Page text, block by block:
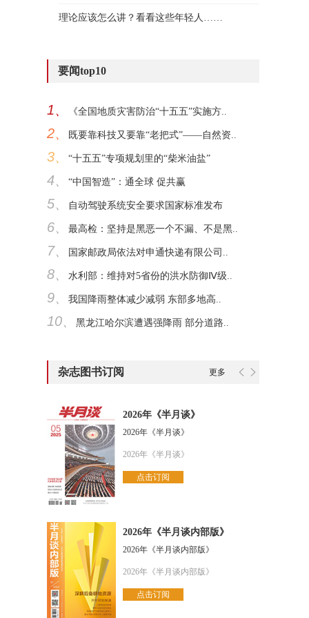
理论应该怎么讲？看看这些年轻人……
要闻top10
1、 《全国地质灾害防治“十五五”实施方..
2、 既要靠科技又要靠“老把式”——自然资..
3、 “十五五”专项规划里的“柴米油盐”
4、 “中国智造”：通全球 促共赢
5、 自动驾驶系统安全要求国家标准发布
6、 最高检：坚持是黑恶一个不漏、不是黑..
7、 国家邮政局依法对申通快递有限公司..
8、 水利部：维持对5省份的洪水防御Ⅳ级..
9、 我国降雨整体减少减弱 东部多地高..
10、 黑龙江哈尔滨遭遇强降雨 部分道路..
杂志图书订阅 更多
2026年《半月谈》
2026年《半月谈》
2026年《半月谈》
点击订阅
2026年《半月谈内部版》
2026年《半月谈内部版》
2026年《半月谈内部版》
点击订阅